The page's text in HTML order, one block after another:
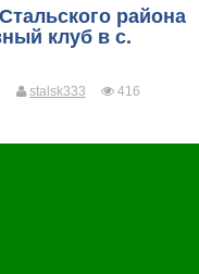
района
клуб в с.
stalsk333 416